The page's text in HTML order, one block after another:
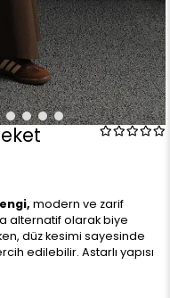
modern ve zarif
alternatif olarak biye
düz kesimi sayesinde
edilebilir. Astarlı yapısı